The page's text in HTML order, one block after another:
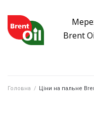
Brent
Головна / Ціни на пальне